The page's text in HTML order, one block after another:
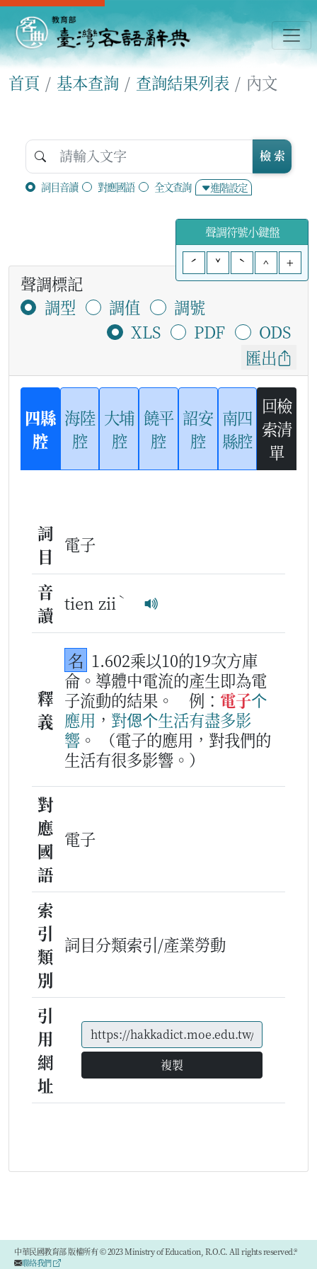
首頁 基本查詢 查詢結果列表 內文
詞目音讀 對應國語 全文查詢 進階設定
檢 索
聲調符號小鍵盤
ˊ
ˇ ˋ ^ +
聲調標記
調型
調值
調號
XLS
PDF
ODS
匯出
四縣
腔
海陸
腔
大埔
腔
饒平
腔
詔安
腔
南四
縣腔
回檢
索清
單
詞
目
電子
音
讀
tien zii ˋ
釋
義
名 1.602乘以10的19次方庫
侖。導體中電流的產生即為電
子流動的結果。
例： 電子个
應用 ， 對𫣆个生活有盡多影
響 。
（電子的應用，對我們的
生活有很多影響。）
對
應
國
語
電子
索
引
類
別
詞目分類索引/產業勞動
引
用
網
址
複製
中華民國教育部 版權所有 © 2023 Ministry of Education, R.O.C. All rights reserved.®
聯絡我們